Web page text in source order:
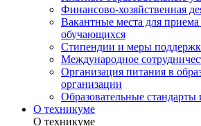
Финансово-хозяйственная
Вакантные места для приема
обучающихся
Стипендии и меры
Международное
Организация питания в
организации
Образовательные стандарты
О техникуме
О техникуме